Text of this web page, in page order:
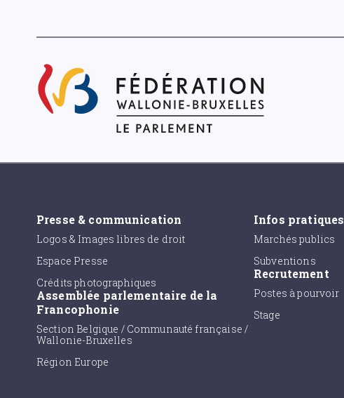
Presse & communication
Logos & Images libres de droit
Espace Presse
Crédits photographiques
Assemblée parlementaire de la
Francophonie
Section Belgique / Communauté française /
Wallonie-Bruxelles
Région Europe
Infos pratiques
Marchés publics
Subventions
Recrutement
Postes à pourvoir
Stage